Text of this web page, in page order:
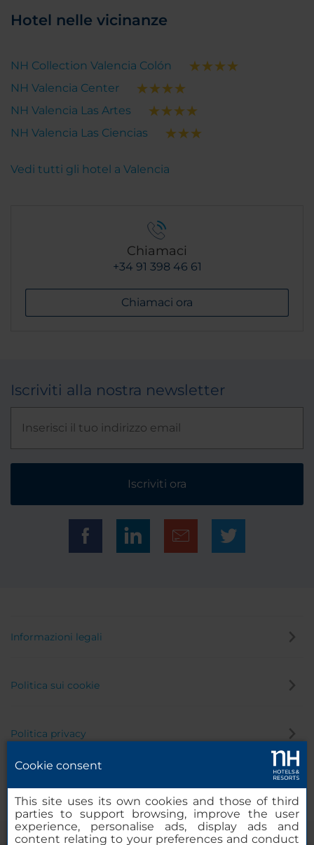
Hotel nelle vicinanze
NH Collection Valencia Colón
NH Valencia Center
NH Valencia Las Artes
NH Valencia Las Ciencias
Vedi tutti gli hotel a Valencia
Chiamaci
+34 91 398 46 61
Chiamaci ora
Iscriviti alla nostra newsletter
Iscriviti ora
Informazioni legali
Politica sui cookie
Politica privacy
Cookie consent
This site uses its own cookies and those of third
parties to support browsing, improve the user
experience, personalise ads, display ads and
content relating to your preferences and conduct